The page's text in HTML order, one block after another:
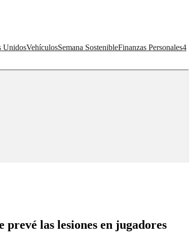
UnidosVehículosSemana SostenibleFinanzas Personales4
las lesiones en jugadores